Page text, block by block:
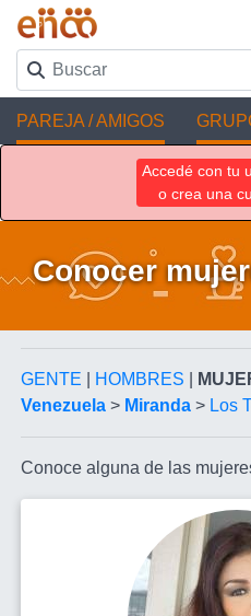
PAREJA / AMIGOS
Accedé con tu
o crea una
Conocer
GENTE HOMBRES
Venezuela > Miranda > Los
Conoce alguna de las